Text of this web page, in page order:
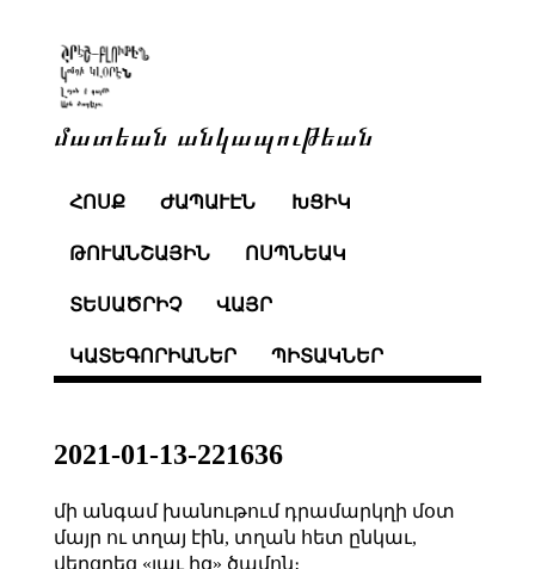
մատեան անկապութեան
ՀՈՍՔ ԺԱՊԱՒԷՆ ԽՑԻԿ
ԹՈՒԱՆՇԱՅԻՆ ՈՍՊՆԵԱԿ
ՏԵՍԱԾՐԻՉ ՎԱՅՐ
ԿԱՏԵԳՈՐԻԱՆԵՐ ՊԻՏԱԿՆԵՐ
2021-01-13-221636
մի անգամ խանութում դրամարկղի մօտ
մայր ու տղայ էին, տղան հետ ընկաւ,
վերցրեց «լաւ իզ» ծամոն։